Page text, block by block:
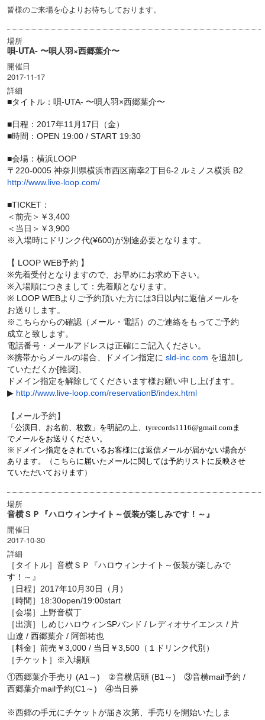
皆様のご来場を心よりお待ちしております。
場所
唄-UTA- 〜唄人羽×西郷葉介〜
開催日
2017-11-17
詳細
■タイトル：唄-UTA- 〜唄人羽×西郷葉介〜
■日程：2017年11月17日（金）
■時間：OPEN 19:00 / START 19:30
■会場：横浜LOOP
〒220-0005 神奈川県横浜市西区南幸2丁目6-2 ルミノス横浜 B2
http://www.live-loop.com/
■TICKET：
＜前売＞￥3,400
＜当日＞￥3,900
※入場時にドリンク代(¥600)が別途必要となります。
【 LOOP WEB予約 】
※先着受付となりますので、お早めにお求め下さい。
※入場順につきまして：先着順となります。
※ LOOP WEBよりご予約頂いた方には3日以内に返信メールを
お送りします。
※こちらからの確認（メール・電話） のご連絡をもってご予約
成立と致します。
電話番号・メールアドレスは正確にご記入ください。
※携帯からメールの場合、ドメイン指定に sld-inc.com を追加し
ていただくか[推奨]、
ドメイン指定を解除してくださいます様お願い申し上げます。
▶ http://www.live-loop.com/reservationB/index.html
【メール予約】
「公演日、お名前、枚数」を明記の上、tyrecords1116@gmail.comま
でメールをお送りください。
※ドメイン指定をされているお客様には返信メールが届かない場合が
あります。（こちらに届いたメールに関しては予約リストに反映させ
ていただいております）
場所
音横ＳＰ『ハロウィンナイト～仮装が楽しみです！～』
開催日
2017-10-30
詳細
［タイトル］音横ＳＰ『ハロウィンナイト～仮装が楽しみで
す！～』
［日程］2017年10月30日（月）
［時間］18:30open/19:00start
［会場］上野音横丁
［出演］しめじハロウィンSPバンド / レディオサイエンス / 片
山遼 / 西郷葉介 / 阿部祐也
［料金］前売￥3,000 / 当日￥3,500（１ドリンク代別）
［チケット］※入場順
①西郷葉介手売り (A1～) ②音横店頭 (B1～) ③音横mail予約 /
西郷葉介mail予約(C1～) ④当日券
※西郷の手元にチケットが届き次第、手売りを開始いたしま